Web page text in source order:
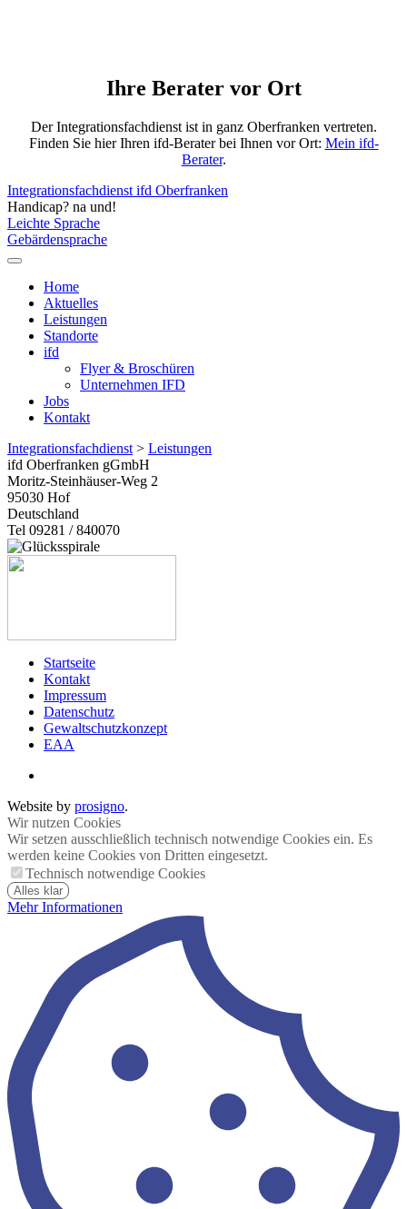
Ihre Berater vor Ort
Der Integrationsfachdienst ist in ganz Oberfranken vertreten.
Finden Sie hier Ihren ifd-Berater bei Ihnen vor Ort: Mein ifd-
Berater.
Integrationsfachdienst ifd Oberfranken
Handicap? na und!
Leichte Sprache
Gebärdensprache
Home
Aktuelles
Leistungen
Standorte
ifd
Flyer & Broschüren
Unternehmen IFD
Jobs
Kontakt
Integrationsfachdienst > Leistungen
ifd Oberfranken gGmbH
Moritz-Steinhäuser-Weg 2
95030 Hof
Deutschland
Tel 09281 / 840070
Startseite
Kontakt
Impressum
Datenschutz
Gewaltschutzkonzept
EAA
Website by prosigno.
Wir nutzen Cookies
Wir setzen ausschließlich technisch notwendige Cookies ein. Es
werden keine Cookies von Dritten eingesetzt.
Technisch notwendige Cookies
Alles klar
Mehr Informationen